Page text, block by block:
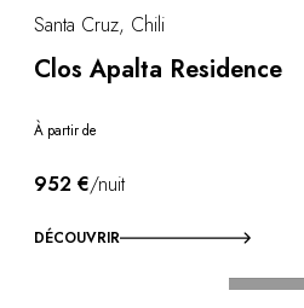
Santa Cruz, Chili
Clos Apalta Residence
À partir de
952 €/nuit
DÉCOUVRIR